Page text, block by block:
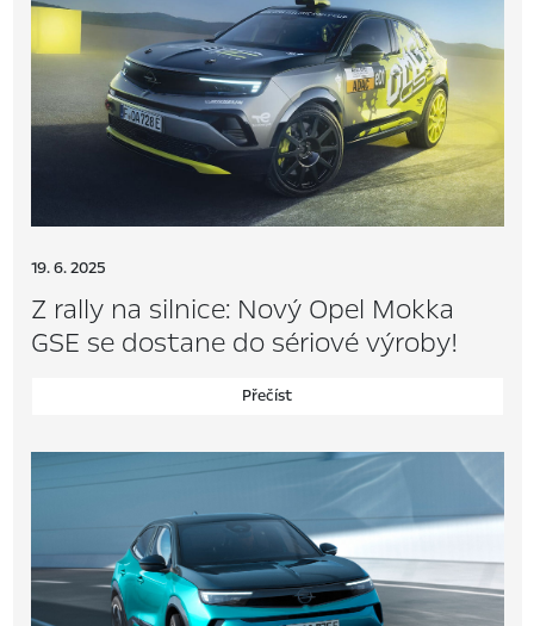
19. 6. 2025
Z rally na silnice: Nový Opel Mokka
GSE se dostane do sériové výroby!
Přečíst